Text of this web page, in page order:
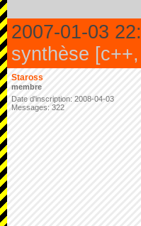
2007-01-03
synthèse
Staross
membre
Date d'inscription: 2008-04-03
Messages: 322